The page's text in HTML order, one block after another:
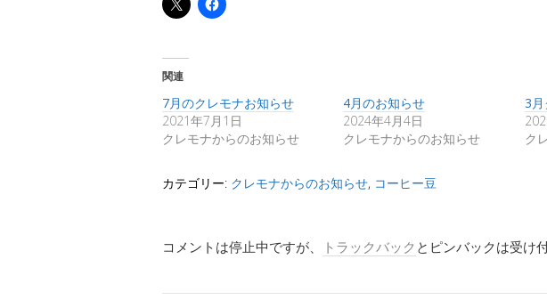
関連
7月のクレモナお知らせ
2021年7月1日
クレモナからのお知らせ
4月のお知らせ
2024年4月4日
クレモナからのお知らせ
3
ク
カテゴリー: クレモナからのお知らせ, コーヒー豆
コメントは停止中ですが、 トラックバック とピンバックは受け